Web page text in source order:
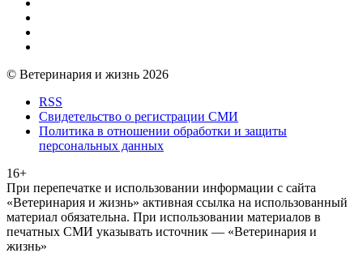
© Ветеринария и жизнь 2026
RSS
Свидетельство о регистрации СМИ
Политика в отношении обработки и защиты
персональных данных
16+
При перепечатке и использовании информации с сайта
«Ветеринария и жизнь» активная ссылка на использованный
материал обязательна. При использовании материалов в
печатных СМИ указывать источник — «Ветеринария и
жизнь»